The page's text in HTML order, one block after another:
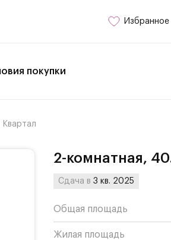
Избранное
покупки
2-комнатная,
Сдача в3 кв. 2025
Общая площадь
Жилая площадь